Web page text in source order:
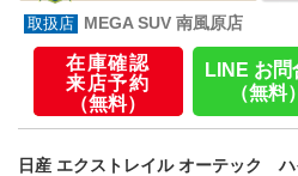
MEGA SUV 南風原店
在庫確認
来店予約
（無料）
LINE お問
（無料）
日産 エクストレイル オーテック